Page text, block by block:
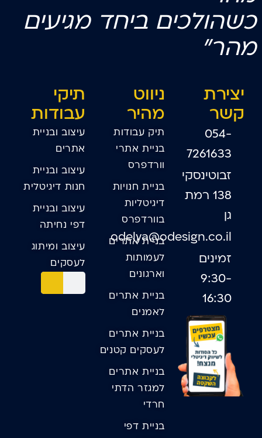
כשהולכים ביחדמגיעים
מהר"
יצירת
קשר
054-
7261633
זבוטינסקי
138 רמת
גן
odelya@odesign.co.il
זמינים
9:30-
16:30
ניווט
מהיר
תיק עבודות
בניית אתרי
וורדפרס
בניית חנויות
דיגיטליות
בוורדפרס
בניית אתרים
לעמותות
וארגונים
בניית אתרים
לאמנים
בניית אתרים
לעסקים קטנים
בניית אתרים
למגזר הדתי
חרדי
בניית דפי
תיקי
עבודות
עיצוב ובניית
אתרים
עיצוב ובניית
חנות דיגיטלית
עיצוב ובניית
דפי נחיתה
עיצוב ומיתוג
לעסקים